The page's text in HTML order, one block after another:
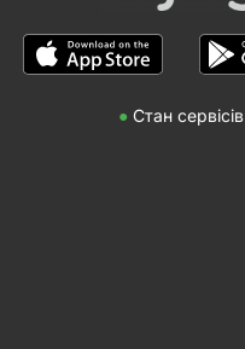
● Стан сервісів